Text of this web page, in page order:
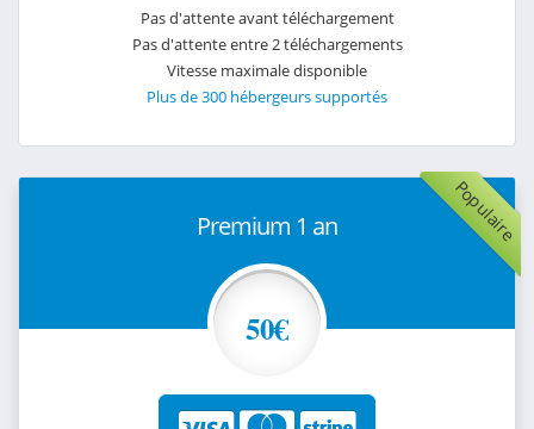
Pas d'attente avant téléchargement
Pas d'attente entre 2 téléchargements
Vitesse maximale disponible
Plus de 300 hébergeurs supportés
Populaire
Premium 1 an
50€